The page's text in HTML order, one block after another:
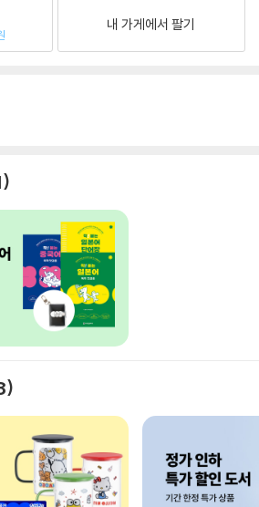
내 가게에서 팔기